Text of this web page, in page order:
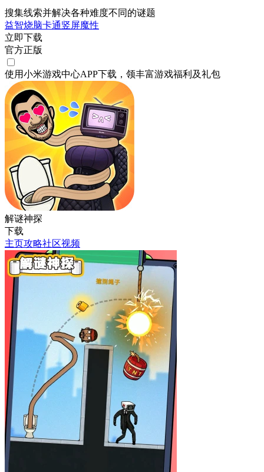
搜集线索并解决各种难度不同的谜题
益智烧脑卡通竖屏魔性
立即下载
官方正版
使用小米游戏中心APP下载 ，领丰富游戏福利 及礼包
解谜神探
下载
主页攻略社区视频